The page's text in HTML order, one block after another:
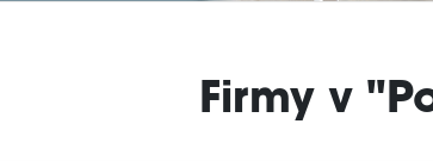
Firmy v